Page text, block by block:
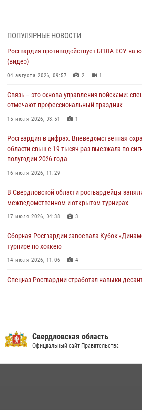
04 августа 2026, 09:57 2
Росгвардия приняла участие в обеспечении
города в Екатеринбурге
03 августа 2026, 07:43 3
Росгвардия приняла участие в
антитеррористическом учении в Свердловской
31 июля 2026, 12:27 1
Росгвардия обеспечивает безопасность
направлении
31 июля 2026, 06:56
рассказал об итогах работы подразделения
«Телекон»
30 июля 2026, 11:33 1
ПОПУЛЯРНЫЕ НОВОСТИ
Росгвардия противодействует БПЛА ВСУ на
(видео)
04 августа 2026, 09:57 2 1
Связь – это основа управления войсками:
отмечают профессиональный праздник
15 июля 2026, 03:51 1
Росгвардия в цифрах. Вневедомственная
области свыше 19 тысяч раз выезжала по
полугодии 2026 года
16 июля 2026, 11:29
В Свердловской области росгвардейцы
межведомственном и открытом турнирах
17 июля 2026, 04:38 3
Сборная Росгвардии завоевала Кубок
турнире по хоккею
14 июля 2026, 11:06 4
Спецназ Росгвардии отработал навыки
31 июля 2026, 12:27 1
Свердловская область
Официальный сайт Правительства